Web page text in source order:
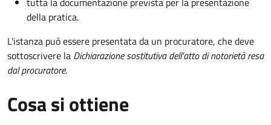
della pratica.
L'istanza può essere presentata da un procuratore, che deve
sottoscrivere la Dichiarazione sostitutiva dell'atto di notorietà resa
dal procuratore.
Cosa si ottiene